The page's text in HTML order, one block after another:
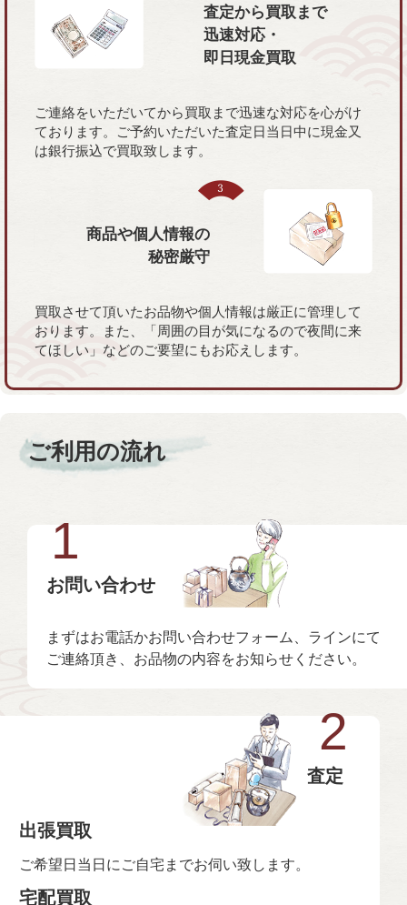
査定から買取まで
迅速対応・
即日現金買取
ご連絡をいただいてから買取まで迅速な対応を心がけ
ております。ご予約いただいた査定日当日中に現金又
は銀行振込で買取致します。
商品や個人情報の
秘密厳守
買取させて頂いたお品物や個人情報は厳正に管理して
おります。また、「周囲の目が気になるので夜間に来
てほしい」などのご要望にもお応えします。
ご利用の流れ
1
お問い合わせ
まずはお電話かお問い合わせフォーム、ラインにて
ご連絡頂き、お品物の内容をお知らせください。
2
査定
出張買取
ご希望日当日にご自宅までお伺い致します。
宅配買取